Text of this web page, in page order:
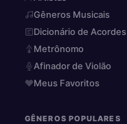
Gêneros Musicais
Dicionário de Acordes
Metrônomo
Afinador de Violão
Meus Favoritos
GÊNEROS POPULARES